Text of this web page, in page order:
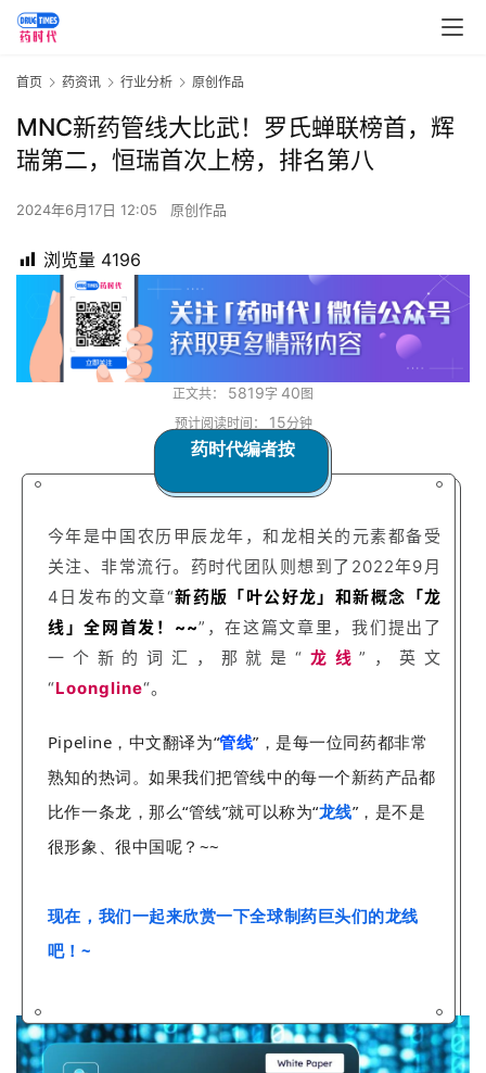
首页 药资讯 行业分析 原创作品
MNC新药管线大比武！罗氏蝉联榜首，辉
瑞第二，恒瑞首次上榜，排名第八
2024年6月17日 12:05 原创作品
浏览量 4196
正文共： 5819字 40 图
预计阅读时间： 15分钟
药时代编者按
今年是中国农历甲辰龙年，和龙相关的元素都备受
关注、非常流行。药时代团队则想到了2022年9月
4日发布的文章“新药版「叶公好龙」和新概念「龙
线」全网首发！~~”，在这篇文章里，我们提出了
一个新的词汇，那就是“ 龙线”，英文
“Loongline“。
Pipeline，中文翻译为“管线”，是每一位同药都非常
熟知的热词。如果我们把管线中的每一个新药产品都
比作一条龙，那么“管线”就可以称为“龙线”，是不是
很形象、很中国呢？~~
现在，我们一起来欣赏一下全球制药巨头们的龙线
吧！~